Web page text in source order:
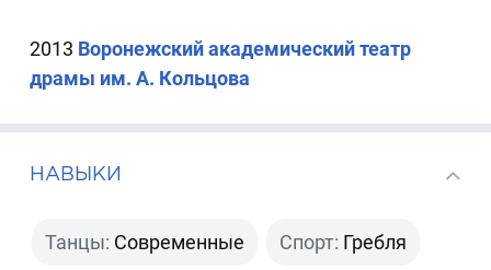
2013 Воронежский академический театр
драмы им. А. Кольцова
НАВЫКИ
Танцы: Современные Спорт: Гребля